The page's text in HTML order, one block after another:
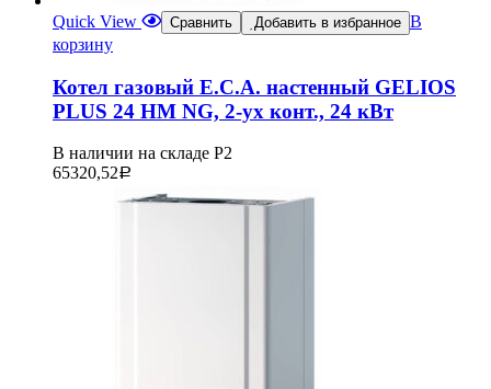
Quick View Сравнить Добавить в избранное В
корзину
Котел газовый E.C.A. настенный GELIOS
PLUS 24 HM NG, 2-ух конт., 24 кВт
В наличии на складе Р2
65320,52Р